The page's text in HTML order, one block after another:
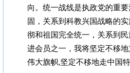
向。统一战线是执政党的重
固，关系到科教兴国战略的
彻和祖国完全统一，关系到
进会员之一，我将坚定不移
伟大旗帜,坚定不移地走中国